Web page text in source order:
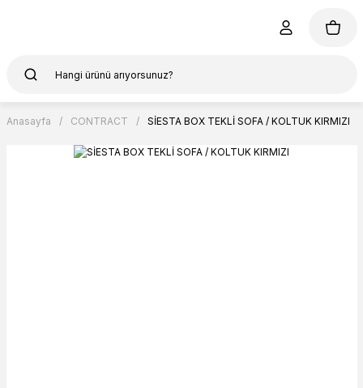
Anasayfa CONTRACT SİESTA BOX TEKLİ SOFA / KOLTUK KIRMIZI